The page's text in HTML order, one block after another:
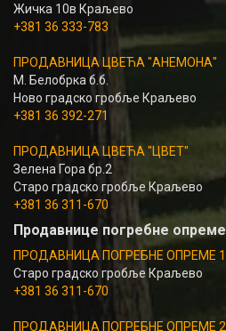
Жичка 10в Краљево
+381 36 333-783
ПРОДАВНИЦА ЦВЕЋА "АНЕМОНА"
М. Белобрка б.б.
Ново градско гробље Краљево
+381 36 392-271
ПРОДАВНИЦА ЦВЕЋА "ЦВЕТ"
Зелена Гора бр.2
Старо градско гробље Краљево
+381 36 311-670
Продавнице погребне опреме
ПРОДАВНИЦА ПОГРЕБНЕ ОПРЕМЕ 1
Старо градско гробље Краљево
+381 36 311-670
ПРОДАВНИЦА ПОГРЕБНЕ ОПРЕМЕ 2